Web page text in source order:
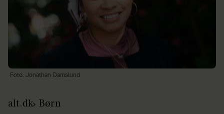
Foto: Jonathan Damslund
alt.dk Børn